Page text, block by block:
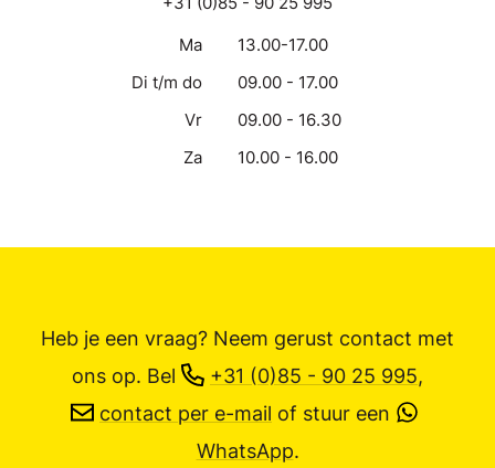
e.g. Read more
+31 (0)85 - 90 25 995
Ma
13.00-17.00
Di t/m do
09.00 - 17.00
Vr
09.00 - 16.30
Heb je een vraag? Neem gerust contact met
ons op.Bel +31 (0)85 - 90 25 995
contact per e-mailof stuur een